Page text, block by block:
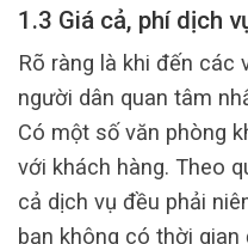
1.3 Giá cả, phí dịch
Rõ ràng là khi đến các
người dân quan tâm
Có một số văn phòng
với khách hàng. Theo
cả dịch vụ đều phải
bạn không có thời